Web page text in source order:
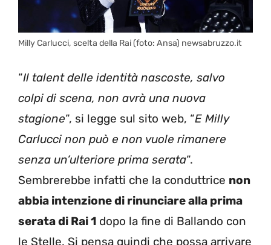
Milly Carlucci, scelta della Rai (foto: Ansa) newsabruzzo.it
“Il talent delle identità nascoste, salvo
colpi di scena, non avrà una nuova
stagione“, si legge sul sito web, “E Milly
Carlucci non può e non vuole rimanere
senza un’ulteriore prima serata“.
Sembrerebbe infatti che la conduttrice non
abbia intenzione di rinunciare alla prima
serata di Rai 1 dopo la fine di Ballando con
le Stelle. Si pensa quindi che possa arrivare